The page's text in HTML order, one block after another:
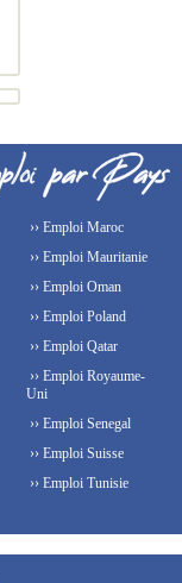
›› Emploi Maroc
›› Emploi Mauritanie
›› Emploi Oman
›› Emploi Poland
›› Emploi Qatar
›› Emploi Royaume-
Uni
›› Emploi Senegal
›› Emploi Suisse
›› Emploi Tunisie